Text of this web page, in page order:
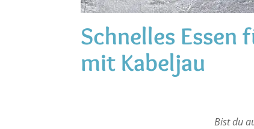
Schnelles
mit Kabeljau
Bist du